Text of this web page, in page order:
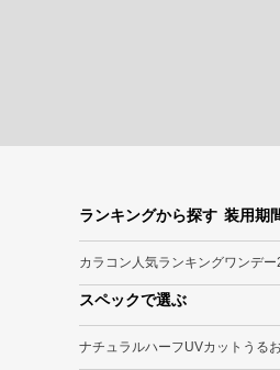
ランキングから探す
カラコン人気ランキング
装用期
ワンデー
スペックで選ぶ
ナチュラルハーフUVカット うる